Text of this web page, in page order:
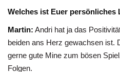
Welches ist Euer persönliches
Martin: Andri hat ja das
beiden ans Herz gewachsen ist.
gerne gute Mine zum bösen
Folgen.